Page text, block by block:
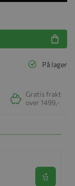
På lager
Gratis frakt
over 1499,-
Se